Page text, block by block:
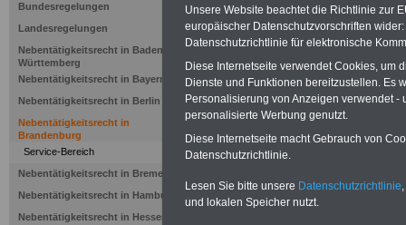
Bundesregelungen
Landesregelungen
Nebentätigkeitsrecht in Baden-
Württemberg
Nebentätigkeitsrecht in Bayern
Nebentätigkeitsrecht in Berlin
Nebentätigkeitsrecht in
Brandenburg
Service-Bereich
Nebentätigkeitsrecht in Bremen
Nebentätigkeitsrecht in Hamburg
Nebentätigkeitsrecht in Hessen
.>>>NEU aufgelegt März 2025
Unsere Website beachtet die Richtlinie zur
europäischer Datenschutzvorschriften
Datenschutzrichtlinie für elektronische
Diese Internetseite verwendet Cookies, um
Dienste und Funktionen bereitzustellen. Es
Personalisierung von Anzeigen verwendet
personalisierte Werbung genutzt.
Diese Internetseite macht Gebrauch von
Datenschutzrichtlinie.
Lesen Sie bitte unsere Datenschutzrichtlinie
und lokalen Speicher nutzt.